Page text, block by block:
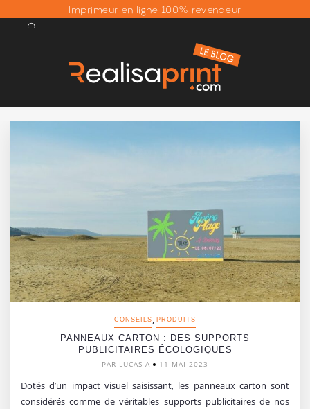
Imprimeur en ligne 100% revendeur
CONSEILS, PRODUITS
PANNEAUX CARTON : DES SUPPORTS
PUBLICITAIRES ÉCOLOGIQUES
PAR LUCAS A 11 MAI 2023
Dotés d’un impact visuel saisissant, les panneaux carton sont
considérés comme de véritables supports publicitaires de nos